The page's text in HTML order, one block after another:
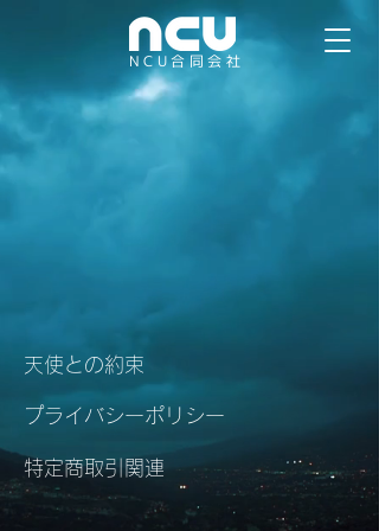
NCU合同会社
天使との約束
プライバシーポリシー
特定商取引関連